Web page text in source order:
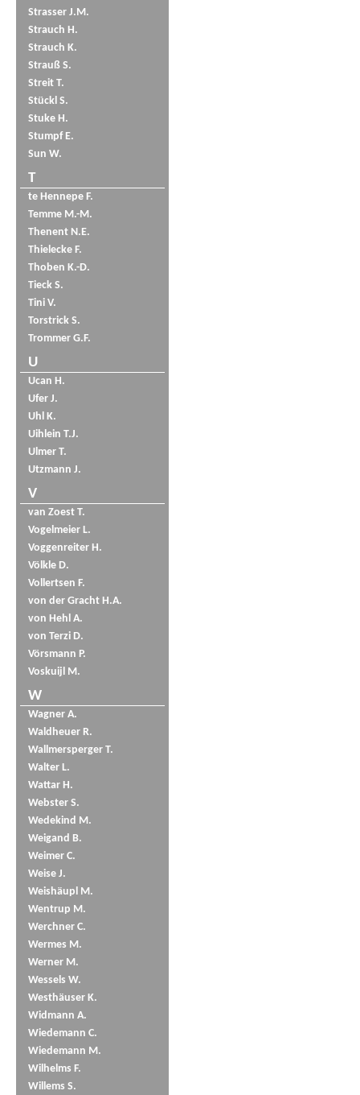
Strasser J.M.
Strauch H.
Strauch K.
Strauß S.
Streit T.
Stückl S.
Stuke H.
Stumpf E.
Sun W.
T
te Hennepe F.
Temme M.-M.
Thenent N.E.
Thielecke F.
Thoben K.-D.
Tieck S.
Tini V.
Torstrick S.
Trommer G.F.
U
Ucan H.
Ufer J.
Uhl K.
Uihlein T.J.
Ulmer T.
Utzmann J.
V
van Zoest T.
Vogelmeier L.
Voggenreiter H.
Völkle D.
Vollertsen F.
von der Gracht H.A.
von Hehl A.
von Terzi D.
Vörsmann P.
Voskuijl M.
W
Wagner A.
Waldheuer R.
Wallmersperger T.
Walter L.
Wattar H.
Webster S.
Wedekind M.
Weigand B.
Weimer C.
Weise J.
Weishäupl M.
Wentrup M.
Werchner C.
Wermes M.
Werner M.
Wessels W.
Westhäuser K.
Widmann A.
Wiedemann C.
Wiedemann M.
Wilhelms F.
Willems S.